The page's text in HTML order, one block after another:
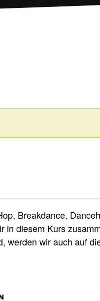
Breakdance,
in diesem Kurs
werden wir auch auf